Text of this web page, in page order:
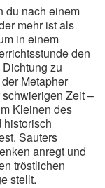
du nach einem
mehr ist als
in einem
den
zu
Metapher
Zeit –
Kleinen des
historisch
Sauters
anregt und
tröstlichen
stellt.